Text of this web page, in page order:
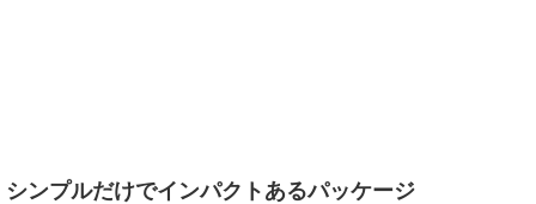
シンプルだけでインパクトあるパッケージ